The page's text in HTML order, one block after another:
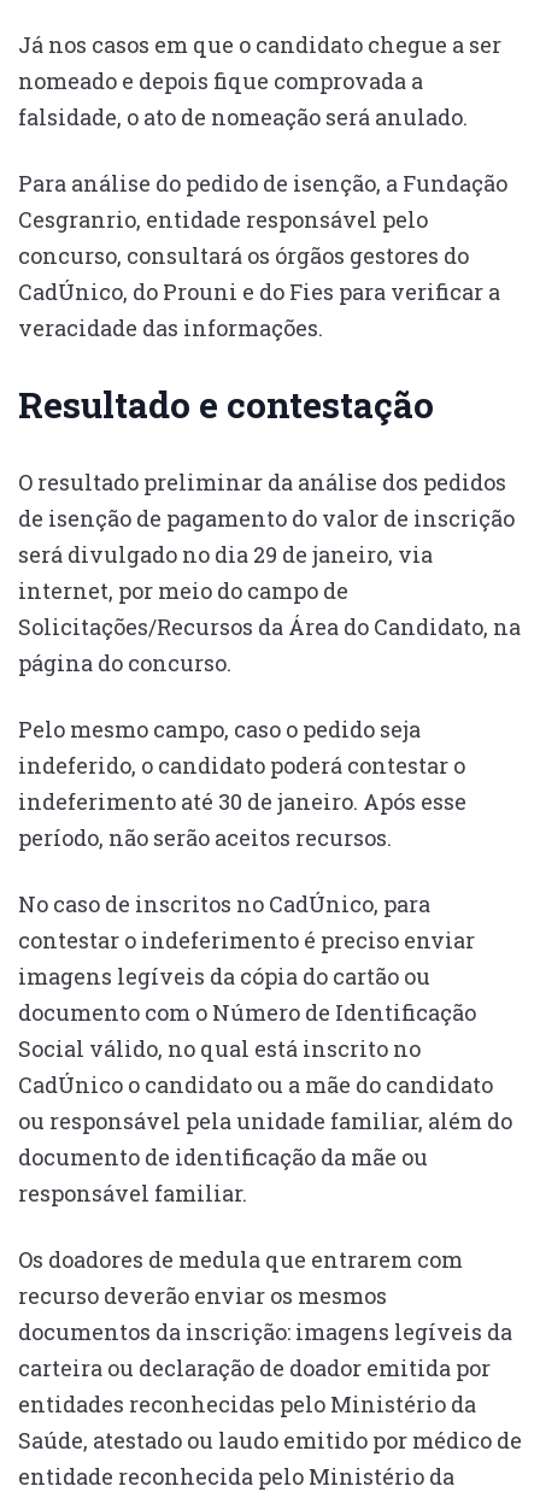
Já nos casos em que o candidato chegue a ser
nomeado e depois fique comprovada a
falsidade, o ato de nomeação será anulado.
Para análise do pedido de isenção, a Fundação
Cesgranrio, entidade responsável pelo
concurso, consultará os órgãos gestores do
CadÚnico, do Prouni e do Fies para verificar a
veracidade das informações.
Resultado e contestação
O resultado preliminar da análise dos pedidos
de isenção de pagamento do valor de inscrição
será divulgado no dia 29 de janeiro, via
internet, por meio do campo de
Solicitações/Recursos da Área do Candidato, na
página do concurso.
Pelo mesmo campo, caso o pedido seja
indeferido, o candidato poderá contestar o
indeferimento até 30 de janeiro. Após esse
período, não serão aceitos recursos.
No caso de inscritos no CadÚnico, para
contestar o indeferimento é preciso enviar
imagens legíveis da cópia do cartão ou
documento com o Número de Identificação
Social válido, no qual está inscrito no
CadÚnico o candidato ou a mãe do candidato
ou responsável pela unidade familiar, além do
documento de identificação da mãe ou
responsável familiar.
Os doadores de medula que entrarem com
recurso deverão enviar os mesmos
documentos da inscrição: imagens legíveis da
carteira ou declaração de doador emitida por
entidades reconhecidas pelo Ministério da
Saúde, atestado ou laudo emitido por médico de
entidade reconhecida pelo Ministério da